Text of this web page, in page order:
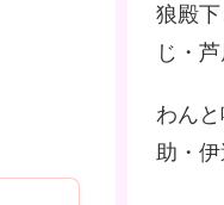
狼殿
じ・
わん
助・